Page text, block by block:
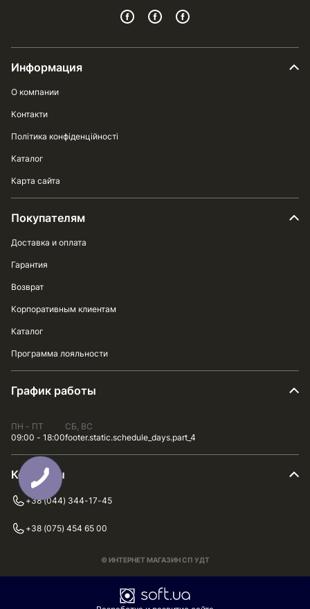
Информация
О компании
Контакти
Політика конфіденційності
Каталог
Карта сайта
Покупателям
Доставка и оплата
Гарантия
Возврат
Корпоративным клиентам
Каталог
Программа лояльности
График работы
ПН - ПТ
09:00 - 18:00
СБ, ВС
footer.static.schedule_days.part_4
Контакты
+38 (044) 344-17-45
+38 (075) 454 65 00
© ИНТЕРНЕТ МАГАЗИН СП УДТ